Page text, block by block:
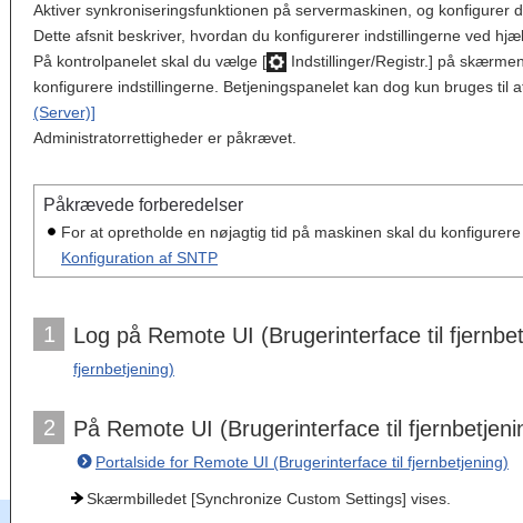
Aktiver synkroniseringsfunktionen på servermaskinen, og konfigurer
Dette afsnit beskriver, hvordan du konfigurerer indstillingerne ved
På kontrolpanelet skal du vælge [
Indstillinger/Registr.] på
konfigurere indstillingerne. Betjeningspanelet kan dog kun bruges til
(Server)]
Administratorrettigheder er påkrævet.
Påkrævede forberedelser
For at opretholde en nøjagtig tid på maskinen skal du
Konfiguration af SNTP
1 Log på Remote UI (Brugerinterface til
fjernbetjening)
2 På Remote UI (Brugerinterface til
Portalside for Remote UI (Brugerinterface til fjernbetjening)
Skærmbilledet [Synchronize Custom Settings] vises.